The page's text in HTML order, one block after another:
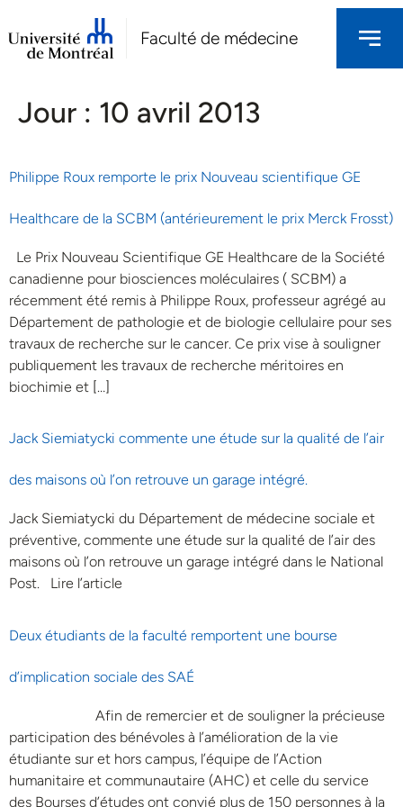
Faculté de médecine
Jour : 10 avril 2013
Philippe Roux remporte le prix Nouveau scientifique GE
Healthcare de la SCBM (antérieurement le prix Merck Frosst)
Le Prix Nouveau Scientifique GE Healthcare de la Société
canadienne pour biosciences moléculaires ( SCBM) a
récemment été remis à Philippe Roux, professeur agrégé au
Département de pathologie et de biologie cellulaire pour ses
travaux de recherche sur le cancer. Ce prix vise à souligner
publiquement les travaux de recherche méritoires en
biochimie et […]
Jack Siemiatycki commente une étude sur la qualité de l’air
des maisons où l’on retrouve un garage intégré.
Jack Siemiatycki du Département de médecine sociale et
préventive, commente une étude sur la qualité de l’air des
maisons où l’on retrouve un garage intégré dans le National
Post. Lire l’article
Deux étudiants de la faculté remportent une bourse
d’implication sociale des SAÉ
Afin de remercier et de souligner la précieuse
participation des bénévoles à l’amélioration de la vie
étudiante sur et hors campus, l’équipe de l’Action
humanitaire et communautaire (AHC) et celle du service
des Bourses d’études ont convié plus de 150 personnes à la